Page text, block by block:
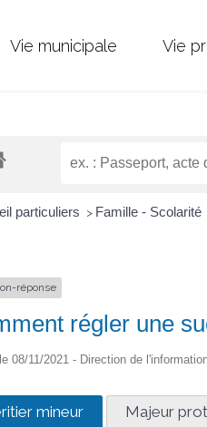
Vie municipale Vie
particuliers > Famille - Scolarité
réponse
régler une
08/11/2021 - Direction de
mineur Majeur